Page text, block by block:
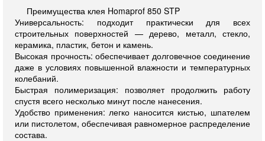
Преимущества клея Homaprof 850 STP
Универсальность: подходит практически для всех
строительных поверхностей — дерево, металл, стекло,
керамика, пластик, бетон и камень.
Высокая прочность: обеспечивает долговечное соединение
даже в условиях повышенной влажности и температурных
колебаний.
Быстрая полимеризация: позволяет продолжить работу
спустя всего несколько минут после нанесения.
Удобство применения: легко наносится кистью, шпателем
или пистолетом, обеспечивая равномерное распределение
состава.